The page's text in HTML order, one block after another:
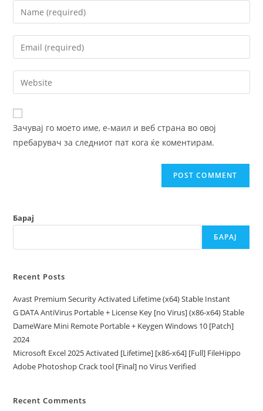
Enter
your
name
comment
Enter
your
email
address
comment
Enter
your
website
URL
(optional)
Зачувај го моето име, е-маил и веб страна во овој
пребарувач за следниот пат кога ќе коментирам.
Барај
БАРАЈ
Recent Posts
Avast Premium Security Activated Lifetime (x64) Stable Instant
G DATA AntiVirus Portable + License Key [no Virus] (x86-x64) Stable
DameWare Mini Remote Portable + Keygen Windows 10 [Patch]
2024
Microsoft Excel 2025 Activated [Lifetime] [x86-x64] [Full] FileHippo
Adobe Photoshop Crack tool [Final] no Virus Verified
Recent Comments